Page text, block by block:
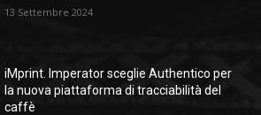
13 Settembre 2024
iMprint. Imperator sceglie Authentico per
la nuova piattaforma di tracciabilità del
caffè